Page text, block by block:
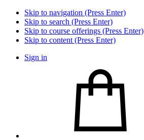
Skip to navigation (Press Enter)
Skip to search (Press Enter)
Skip to course offerings (Press Enter)
Skip to content (Press Enter)
Sign in